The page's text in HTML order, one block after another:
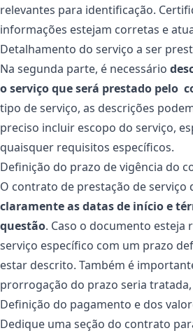
relevantes para identificação.
informações estejam corretas e
Detalhamento do serviço a ser
Na segunda parte, é necessário
o serviço que será prestado pelo
tipo de serviço, as descrições
preciso incluir escopo do serviço,
quaisquer requisitos específicos.
Definição do prazo de vigência do
O contrato de prestação de serviço
claramente as datas de início e
questão. Caso o documento esteja
serviço específico com um prazo
estar descrito. Também é
prorrogação do prazo seria tratada,
Definição do pagamento e dos
Dedique uma seção do contrato